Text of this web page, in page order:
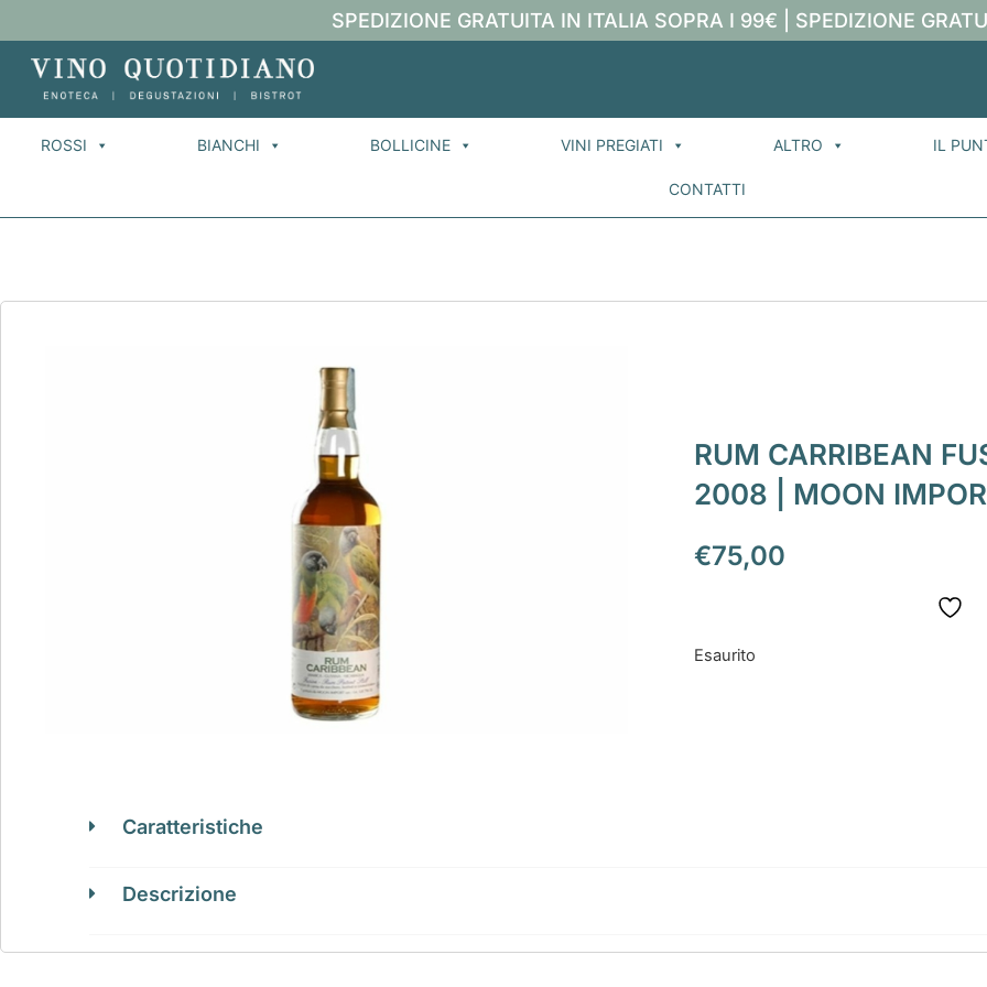
SPEDIZIONE GRATUITA IN ITALIA SOPRA I 99€ | SPEDIZIONE
ROSSI BIANCHI BOLLICINE VINI PREGIATI ALTRO IL
CONTATTI
RUM CARRIBEAN
2008 | MOON
€75,00
Esaurito
Caratteristiche
Descrizione